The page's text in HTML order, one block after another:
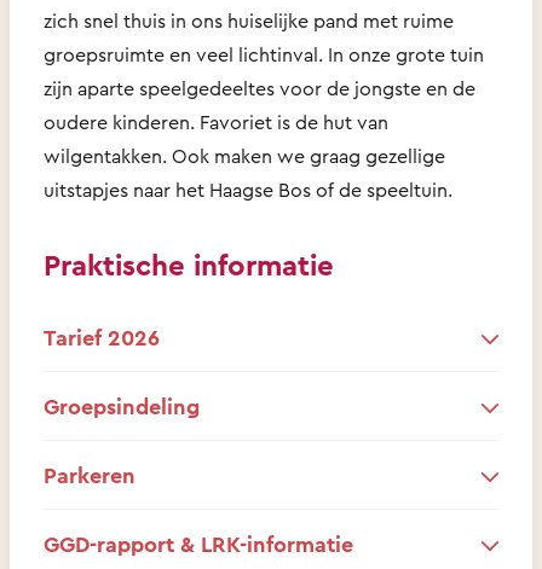
zich snel thuis in ons huiselijke pand met ruime
groepsruimte en veel lichtinval. In onze grote tuin
zijn aparte speelgedeeltes voor de jongste en de
oudere kinderen. Favoriet is de hut van
wilgentakken. Ook maken we graag gezellige
uitstapjes naar het Haagse Bos of de speeltuin.
Praktische informatie
Tarief 2026
Groepsindeling
Parkeren
GGD-rapport & LRK-informatie